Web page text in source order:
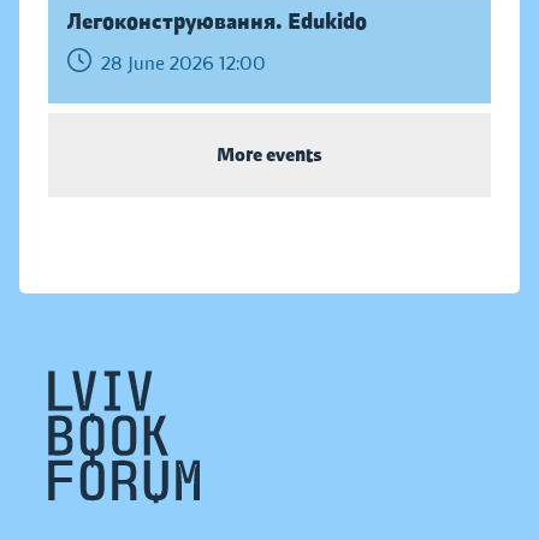
Легоконструювання. Edukido
28 June 2026 12:00
More events